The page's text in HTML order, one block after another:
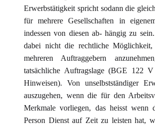
Erwerbstätigkeit spricht sodann die
für mehrere Gesellschaften in
indessen von diesen ab- hängig zu
dabei nicht die rechtliche
mehreren Auftraggebern
tatsächliche Auftragslage (BGE 122
Hinweisen). Von unselbstständiger
auszugehen, wenn die für den
Merkmale vorliegen, das heisst wenn
Person Dienst auf Zeit zu leisten hat,